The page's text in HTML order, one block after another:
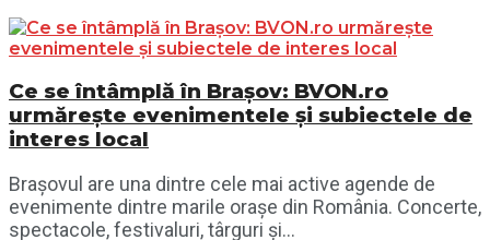
Ce se întâmplă în Brașov: BVON.ro
urmărește evenimentele și subiectele de
interes local
Brașovul are una dintre cele mai active agende de
evenimente dintre marile orașe din România. Concerte,
spectacole, festivaluri, târguri și...